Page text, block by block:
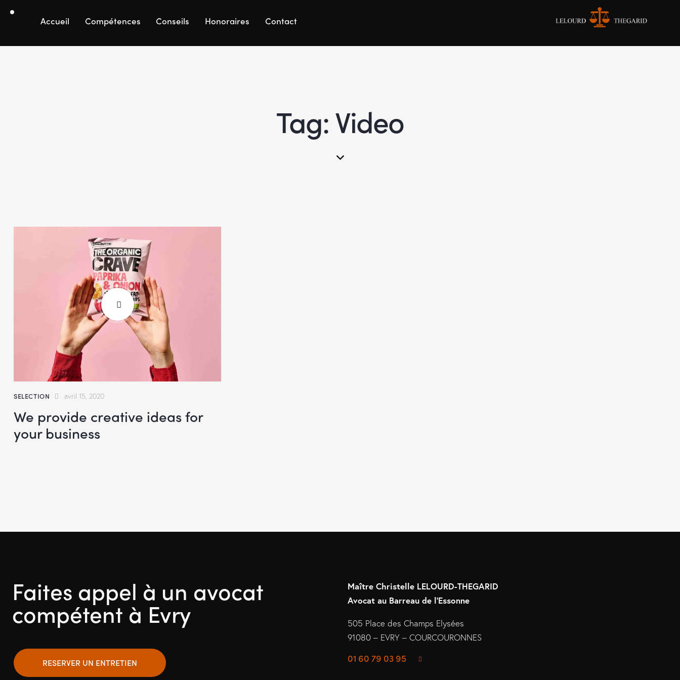
Accueil Compétences Conseils Honoraires Contact
Tag: Video
SELECTION avril 15, 2020
We provide creative ideas for
your business
Faites appel à un avocat
compétent à Evry
RESERVER UN ENTRETIEN
Maître Christelle LELOURD-THEGARID
Avocat au Barreau de l’Essonne
505 Place des Champs Elysées
91080 – EVRY – COURCOURONNES
01 60 79 03 95